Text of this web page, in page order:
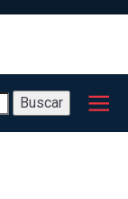
Buscar